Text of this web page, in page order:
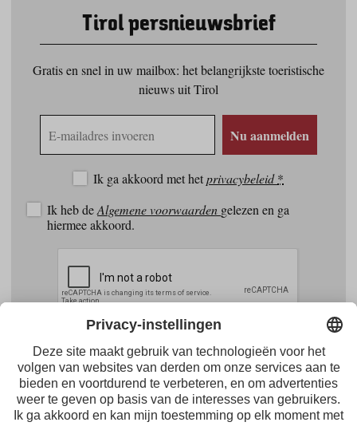
Tirol persnieuwsbrief
Gratis en snel in uw mailbox: het belangrijkste toeristische
nieuws uit Tirol
mailadres
Nu aanmelden
Ik ga akkoord met hetprivacybeleid*
Ik heb deAlgemene voorwaarden gelezen en ga
hiermee akkoord.
FacebookYoutubeInstagramPinterestFeed